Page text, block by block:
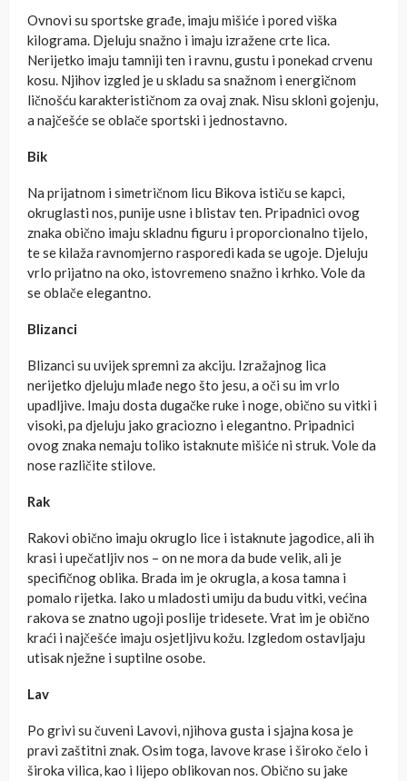
Ovnovi su sportske građe, imaju mišiće i pored viška
kilograma. Djeluju snažno i imaju izražene crte lica.
Nerijetko imaju tamniji ten i ravnu, gustu i ponekad crvenu
kosu. Njihov izgled je u skladu sa snažnom i energičnom
ličnošću karakterističnom za ovaj znak. Nisu skloni gojenju,
a najčešće se oblače sportski i jednostavno.
Bik
Na prijatnom i simetričnom licu Bikova ističu se kapci,
okruglasti nos, punije usne i blistav ten. Pripadnici ovog
znaka obično imaju skladnu figuru i proporcionalno tijelo,
te se kilaža ravnomjerno rasporedi kada se ugoje. Djeluju
vrlo prijatno na oko, istovremeno snažno i krhko. Vole da
se oblače elegantno.
Blizanci
Blizanci su uvijek spremni za akciju. Izražajnog lica
nerijetko djeluju mlađe nego što jesu, a oči su im vrlo
upadljive. Imaju dosta dugačke ruke i noge, obično su vitki i
visoki, pa djeluju jako graciozno i elegantno. Pripadnici
ovog znaka nemaju toliko istaknute mišiće ni struk. Vole da
nose različite stilove.
Rak
Rakovi obično imaju okruglo lice i istaknute jagodice, ali ih
krasi i upečatljiv nos – on ne mora da bude velik, ali je
specifičnog oblika. Brada im je okrugla, a kosa tamna i
pomalo rijetka. Iako u mladosti umiju da budu vitki, većina
rakova se znatno ugoji poslije tridesete. Vrat im je obično
kraći i najčešće imaju osjetljivu kožu. Izgledom ostavljaju
utisak nježne i suptilne osobe.
Lav
Po grivi su čuveni Lavovi, njihova gusta i sjajna kosa je
pravi zaštitni znak. Osim toga, lavove krase i široko čelo i
široka vilica, kao i lijepo oblikovan nos. Obično su jake